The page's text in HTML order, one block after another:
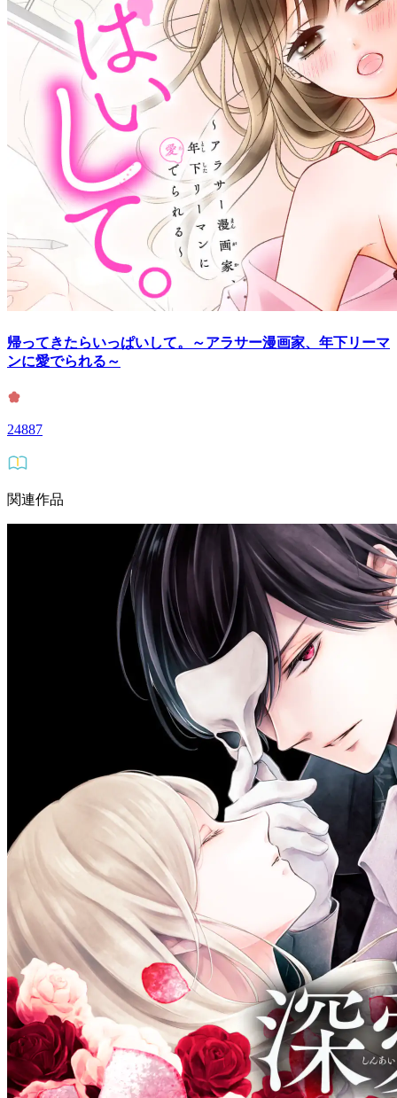
帰ってきたらいっぱいして。～アラサー漫画家、年下リーマ
ンに愛でられる～
24887
関連作品